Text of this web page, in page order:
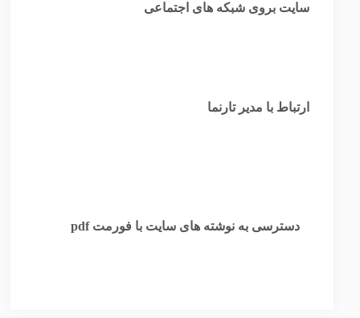
سایت بروی شبکه های اجتماعی
ارتباط با مدیر تارنما
دسترسی به نوشته های سایت با فورمت pdf